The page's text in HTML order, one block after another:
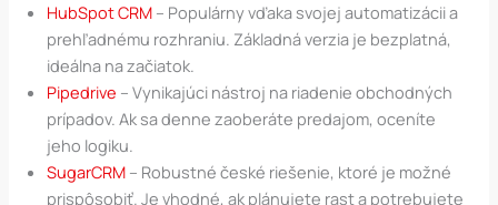
HubSpot CRM – Populárny vďaka svojej automatizácii a
prehľadnému rozhraniu. Základná verzia je bezplatná,
ideálna na začiatok.
Pipedrive – Vynikajúci nástroj na riadenie obchodných
prípadov. Ak sa denne zaoberáte predajom, oceníte
jeho logiku.
SugarCRM – Robustné české riešenie, ktoré je možné
prispôsobiť. Je vhodné, ak plánujete rast a potrebujete